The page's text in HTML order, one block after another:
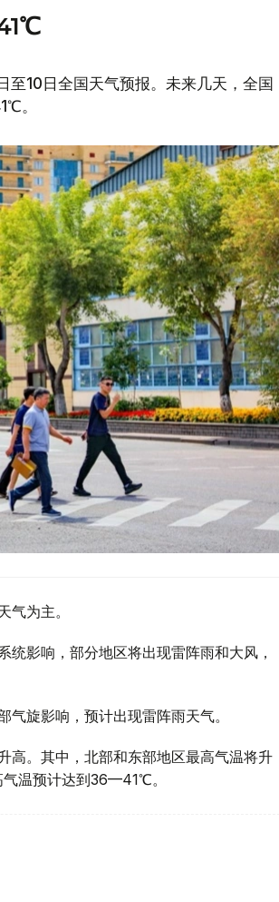
至10日全国天气预报。未来几天，全国
。
为主。
影响，部分地区将出现雷阵雨和大风，
旋影响，预计出现雷阵雨天气。
高。其中，北部和东部地区最高气温将升
温预计达到36—41℃。